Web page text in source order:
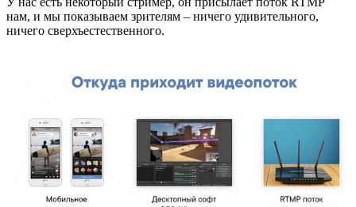
нам, и мы показываем зрителям – ничего удивительного,
ничего сверхъестественного.